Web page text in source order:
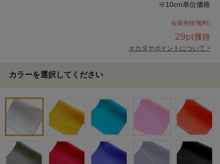
※10cm単位価格
会員登録(無料)
29pt獲得
オカダヤポイントについて >
カラーを選択してください